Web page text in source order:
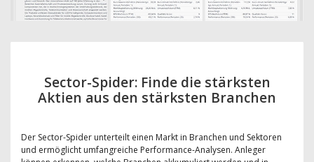
Sector-Spider: Finde die stärksten
Aktien aus den stärksten Branchen
Der Sector-Spider unterteilt einen Markt in Branchen und Sektoren
und ermöglicht umfangreiche Performance-Analysen. Anleger